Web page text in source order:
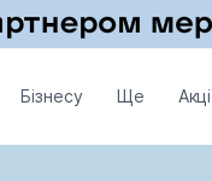
Бізнесу Ще